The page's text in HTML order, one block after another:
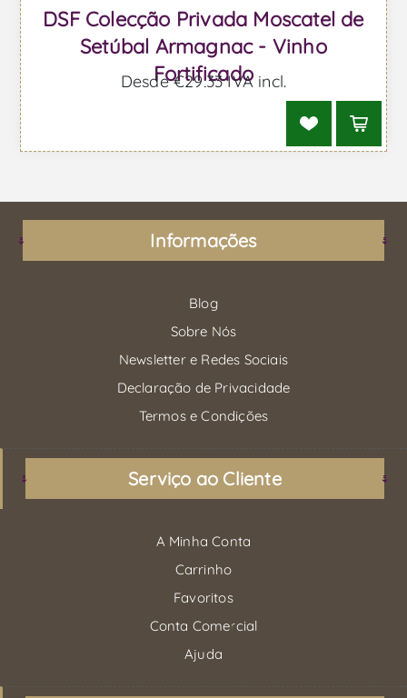
DSF Colecção Privada Moscatel de
Setúbal Armagnac - Vinho
Fortificado
Desde €29,33 IVA incl.
Informações
Blog
Sobre Nós
Newsletter e Redes Sociais
Declaração de Privacidade
Termos e Condições
Serviço ao Cliente
A Minha Conta
Carrinho
Favoritos
Conta Comercial
Ajuda